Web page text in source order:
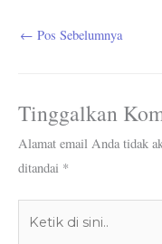
← Pos Sebelumnya
Tinggalkan
Alamat email Anda tidak
ditandai *